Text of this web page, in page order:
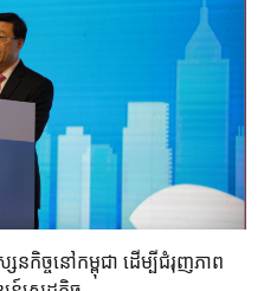
ច្ចនៅកម្ពុជា ដើម្បីជំរុញភាព